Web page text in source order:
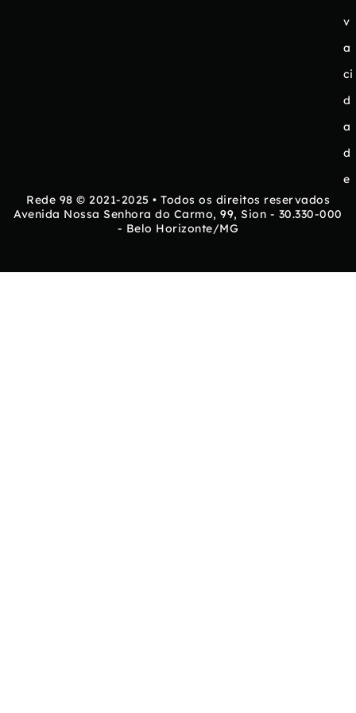
v
a
ci
d
a
d
e
Rede 98 © 2021-2025 • Todos os direitos reservados
Avenida Nossa Senhora do Carmo, 99, Sion - 30.330-000
- Belo Horizonte/MG